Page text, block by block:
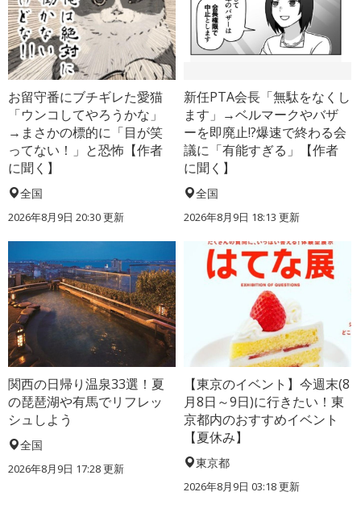
お留守番にブチギレた愛猫
「ウンコしてやろうかな」
→まさかの標的に「目が笑
ってない！」と恐怖【作者
に聞く】
全国
2026年8月9日 20:30更新
新任PTA会長「無駄をなくし
ます」→ベルマークやバザ
ーを即廃止!?爆速で終わる会
議に「有能すぎる」【作者
に聞く】
全国
2026年8月9日 18:13 更新
関西の日帰り温泉33選！夏
の琵琶湖や有馬でリフレッ
シュしよう
全国
2026年8月9日 17:28更新
【東京のイベント】今週末(8
月8日～9日)に行きたい！東
京都内のおすすめイベント
【夏休み】
東京都
2026年8月9日 03:18更新